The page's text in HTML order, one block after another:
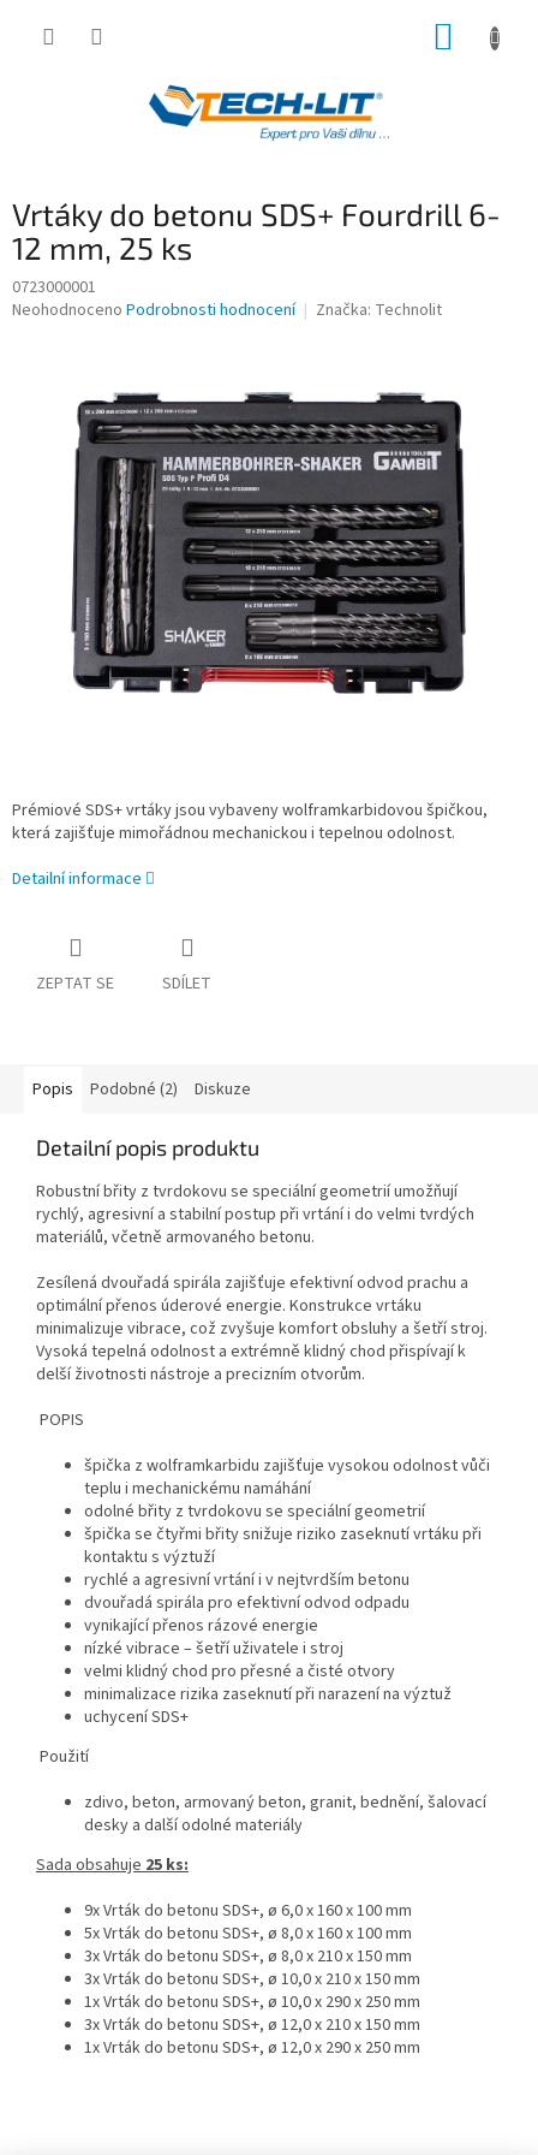
Vrtáky do betonu SDS+ Fourdrill 6-
12 mm, 25 ks
0723000001
Průměrné
hvězdiček.
Neohodnoceno Podrobnosti hodnocení Značka: Technolit
Prémiové SDS+ vrtáky jsou vybaveny wolframkarbidovou špičkou,
která zajišťuje mimořádnou mechanickou i tepelnou odolnost.
Detailní informace
ZEPTAT SE SDÍLET
Popis Podobné (2) Diskuze
Detailní popis produktu
Robustní břity z tvrdokovu se speciální geometrií umožňují
rychlý, agresivní a stabilní postup při vrtání i do velmi tvrdých
materiálů, včetně armovaného betonu.
Zesílená dvouřadá spirála zajišťuje efektivní odvod prachu a
optimální přenos úderové energie. Konstrukce vrtáku
minimalizuje vibrace, což zvyšuje komfort obsluhy a šetří stroj.
Vysoká tepelná odolnost a extrémně klidný chod přispívají k
delší životnosti nástroje a precizním otvorům.
POPIS
špička z wolframkarbidu zajišťuje vysokou odolnost vůči
teplu i mechanickému namáhání
odolné břity z tvrdokovu se speciální geometrií
špička se čtyřmi břity snižuje riziko zaseknutí vrtáku při
kontaktu s výztuží
rychlé a agresivní vrtání i v nejtvrdším betonu
dvouřadá spirála pro efektivní odvod odpadu
vynikající přenos rázové energie
nízké vibrace – šetří uživatele i stroj
velmi klidný chod pro přesné a čisté otvory
minimalizace rizika zaseknutí při narazení na výztuž
uchycení SDS+
Použití
zdivo, beton, armovaný beton, granit, bednění, šalovací
desky a další odolné materiály
Sada obsahuje25 ks:
9x Vrták do betonu SDS+, ø 6,0 x 160 x 100 mm
5x Vrták do betonu SDS+, ø 8,0 x 160 x 100 mm
3x Vrták do betonu SDS+, ø 8,0 x 210 x 150 mm
3x Vrták do betonu SDS+, ø 10,0 x 210 x 150 mm
1x Vrták do betonu SDS+, ø 10,0 x 290 x 250 mm
3x Vrták do betonu SDS+, ø 12,0 x 210 x 150 mm
1x Vrták do betonu SDS+, ø 12,0 x 290 x 250 mm